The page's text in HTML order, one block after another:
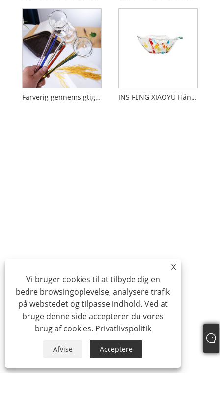
Farverig gennemsigtig lang håndteret glasske INS FENG XIAOYU Håndmalet glasskål
X
Vi bruger cookies til at tilbyde dig en
bedre browsingoplevelse, analysere trafik
på webstedet og tilpasse indhold. Ved at
bruge denne side accepterer du vores
brug af cookies. Privatlivspolitik
Afvise Acceptere